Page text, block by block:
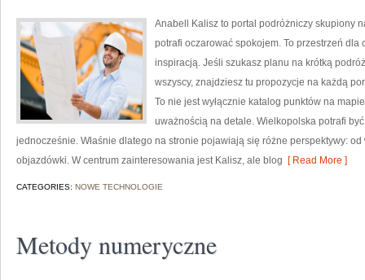
Anabell Kalisz to portal podróżniczy skupiony
potrafi oczarować spokojem. To przestrzeń dla
inspiracją. Jeśli szukasz planu na krótką
wszyscy, znajdziesz tu propozycje na każdą
To nie jest wyłącznie katalog punktów na
uważnością na detale. Wielkopolska potrafi
jednocześnie. Właśnie dlatego na stronie pojawiają się różne perspektywy:
objazdówki. W centrum zainteresowania jest Kalisz, ale blog [ Read More ]
CATEGORIES: NOWE TECHNOLOGIE
Metody numeryczne